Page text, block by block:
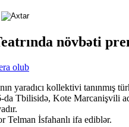
növbəti
yaradıcı kollektivi tanınmış
Tbilisidə, Kote Marcanişvili
Telman İsfahanlı ifa ediblər.